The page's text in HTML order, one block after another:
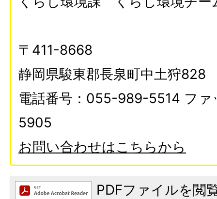
〒411-8668
静岡県駿東郡長泉町中土狩828
電話番号：055-989-5514 フ
5905
お問い合わせはこちらから
PDFファイルを閲